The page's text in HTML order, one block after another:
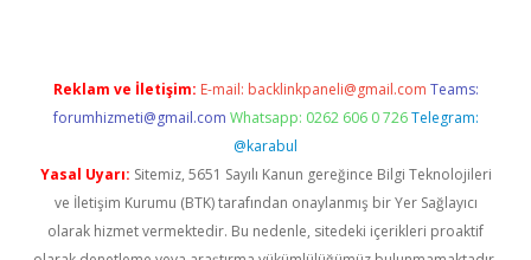
Reklam ve İletişim: E-mail: backlinkpaneli@gmail.com Teams:
forumhizmeti@gmail.com Whatsapp: 0262 606 0 726 Telegram:
@karabul
Yasal Uyarı: Sitemiz, 5651 Sayılı Kanun gereğince Bilgi Teknolojileri
ve İletişim Kurumu (BTK) tarafından onaylanmış bir Yer Sağlayıcı
olarak hizmet vermektedir. Bu nedenle, sitedeki içerikleri proaktif